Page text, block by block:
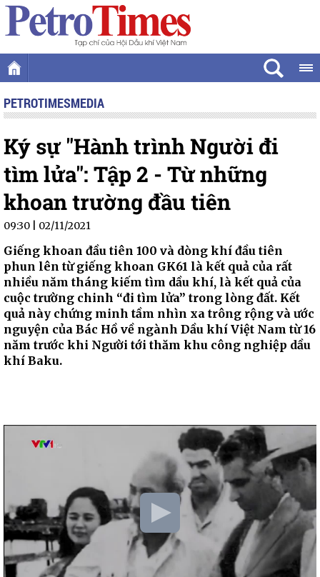
PETROTIMESMEDIA
Ký sự "Hành trình Người đi
tìm lửa": Tập 2 - Từ những
khoan trường đầu tiên
09:30 | 02/11/2021
Giếng khoan đầu tiên 100 và dòng khí đầu tiên
phun lên từ giếng khoan GK61 là kết quả của rất
nhiều năm tháng kiếm tìm dầu khí, là kết quả của
cuộc trường chinh “đi tìm lửa” trong lòng đất. Kết
quả này chứng minh tầm nhìn xa trông rộng và ước
nguyện của Bác Hồ về ngành Dầu khí Việt Nam từ 16
năm trước khi Người tới thăm khu công nghiệp dầu
khí Baku.